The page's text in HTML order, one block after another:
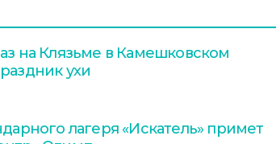
на Клязьме в Камешковском
ухи
лагеря «Искатель» примет